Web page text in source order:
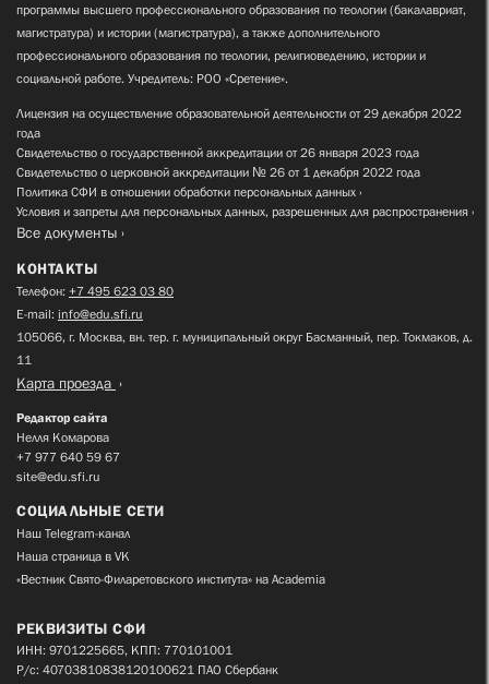
программы высшего профессионального образования по теологии (бакалавриат,
магистратура) и истории (магистратура), а также дополнительного
профессионального образования по теологии, религиоведению, истории и
социальной работе. Учредитель: РОО «Сретение».
Лицензия на осуществление образовательной деятельности от 29 декабря 2022
года
Свидетельство о государственной аккредитации от 26 января 2023 года
Свидетельство о церковной аккредитации № 26 от 1 декабря 2022 года
Политика СФИ в отношении обработки персональных данных
Условия и запреты для персональных данных, разрешенных для распространения
Все документы
КОНТАКТЫ
Телефон: +7 495 623 03 80
E-mail: info@edu.sfi.ru
105066, г. Москва, вн. тер. г. муниципальный округ Басманный, пер. Токмаков, д.
11
Карта проезда
Редактор сайта
Нелля Комарова
+7 977 640 59 67
site@edu.sfi.ru
СОЦИАЛЬНЫЕ СЕТИ
Наш Telegram-канал
Наша страница в VK
«Вестник Свято-Филаретовского института» на Academia
РЕКВИЗИТЫ СФИ
ИНН: 9701225665, КПП: 770101001
Р/с: 40703810838120100621 ПАО Сбербанк